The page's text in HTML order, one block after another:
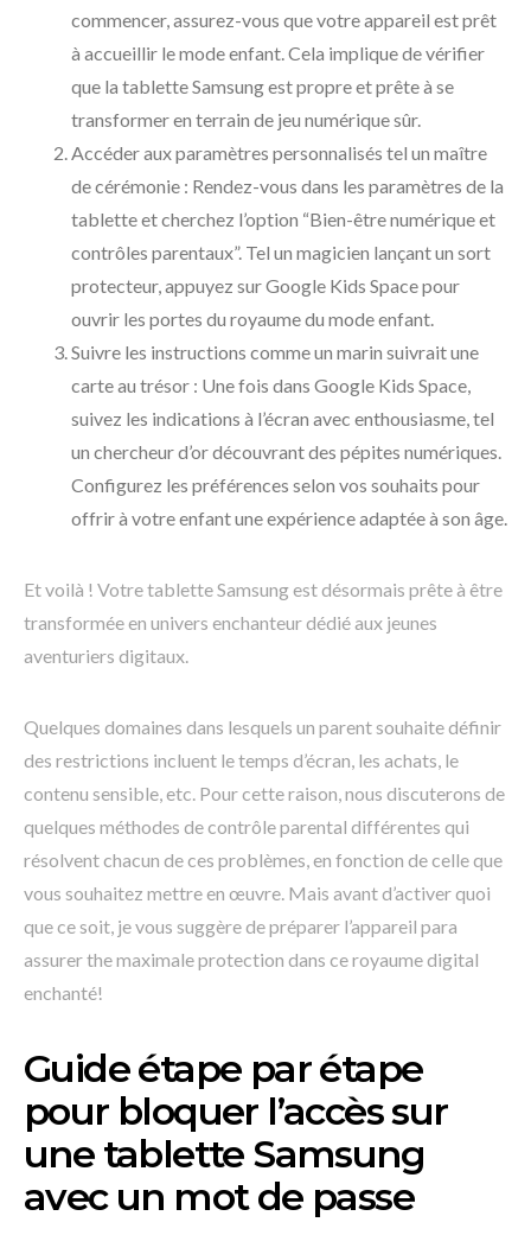
commencer, assurez-vous que votre appareil est prêt
à accueillir le mode enfant. Cela implique de vérifier
que la tablette Samsung est propre et prête à se
transformer en terrain de jeu numérique sûr.
Accéder aux paramètres personnalisés tel un maître
de cérémonie : Rendez-vous dans les paramètres de la
tablette et cherchez l’option “Bien-être numérique et
contrôles parentaux”. Tel un magicien lançant un sort
protecteur, appuyez sur Google Kids Space pour
ouvrir les portes du royaume du mode enfant.
Suivre les instructions comme un marin suivrait une
carte au trésor : Une fois dans Google Kids Space,
suivez les indications à l’écran avec enthousiasme, tel
un chercheur d’or découvrant des pépites numériques.
Configurez les préférences selon vos souhaits pour
offrir à votre enfant une expérience adaptée à son âge.
Et voilà ! Votre tablette Samsung est désormais prête à être
transformée en univers enchanteur dédié aux jeunes
aventuriers digitaux.
Quelques domaines dans lesquels un parent souhaite définir
des restrictions incluent le temps d’écran, les achats, le
contenu sensible, etc. Pour cette raison, nous discuterons de
quelques méthodes de contrôle parental différentes qui
résolvent chacun de ces problèmes, en fonction de celle que
vous souhaitez mettre en œuvre. Mais avant d’activer quoi
que ce soit, je vous suggère de préparer l’appareil para
assurer the maximale protection dans ce royaume digital
enchanté!
Guide étape par étape
pour bloquer l’accès sur
une tablette Samsung
avec un mot de passe